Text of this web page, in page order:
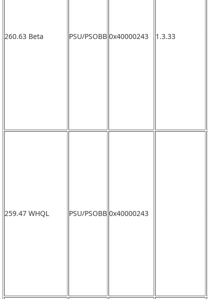
260.63 Beta PSU/PSOBB 0x40000243 1.3.33
259.47 WHQL PSU/PSOBB 0x40000243